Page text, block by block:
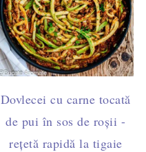
Dovlecei cu carne tocată
de pui în sos de roșii -
rețetă rapidă la tigaie